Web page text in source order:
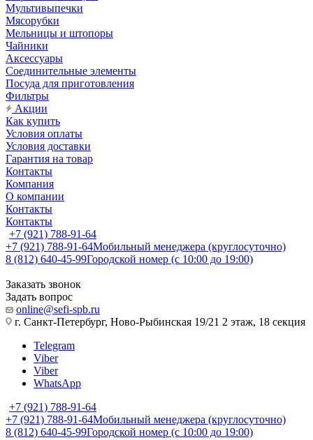
Мультивыпечки
Мясорубки
Мельницы и штопоры
Чайники
Аксессуары
Соединительные элементы
Посуда для приготовления
Фильтры
Акции
Как купить
Условия оплаты
Условия доставки
Гарантия на товар
Контакты
Компания
О компании
Контакты
Контакты
+7 (921) 788-91-64
+7 (921) 788-91-64Мобильный менеджера (круглосуточно)
8 (812) 640-45-99Городской номер (с 10:00 до 19:00)
Заказать звонок
Задать вопрос
online@sefi-spb.ru
г. Санкт-Петербург, Ново-Рыбинская 19/21 2 этаж, 18 секция
Telegram
Viber
Viber
WhatsApp
+7 (921) 788-91-64
+7 (921) 788-91-64Мобильный менеджера (круглосуточно)
8 (812) 640-45-99Городской номер (с 10:00 до 19:00)